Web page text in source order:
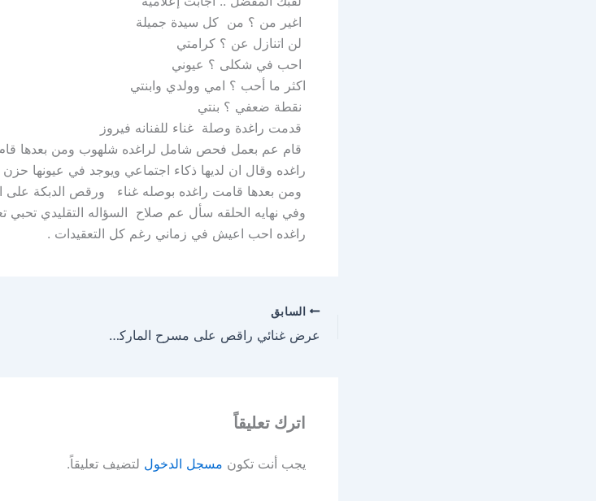
اغير من ؟ من كل سيدة جميلة
لن اتنازل عن ؟ كرامتي
احب في شكلى ؟ عيوني
اكثر ما أحب ؟ امي وولدي وابنتي
نقطة ضعفي ؟ بنتي
قدمت راغدة وصلة غناء للفنانه فيروز
قام عم بعمل فحص شامل لراغده شلهوب ومن بعدها قام
راغده وقال ان لديها ذكاء اجتماعي ويوجد في عيونها
ومن بعدها قامت راغده بوصله غناء ورقص الدبكة على
وفي نهايه الحلقه سأل عم صلاح السؤاله التقليدي تحبي
راغده احب اعيش في زماني رغم كل التعقيدات .
السابق
عرض غنائي راقص على مسرح الماركي: الخميس افتتاح “ليلة” والجمعة بداية عرضها للجمهور
اترك تعليقاً
يجب أنت تكون مسجل الدخول لتضيف تعليقاً.